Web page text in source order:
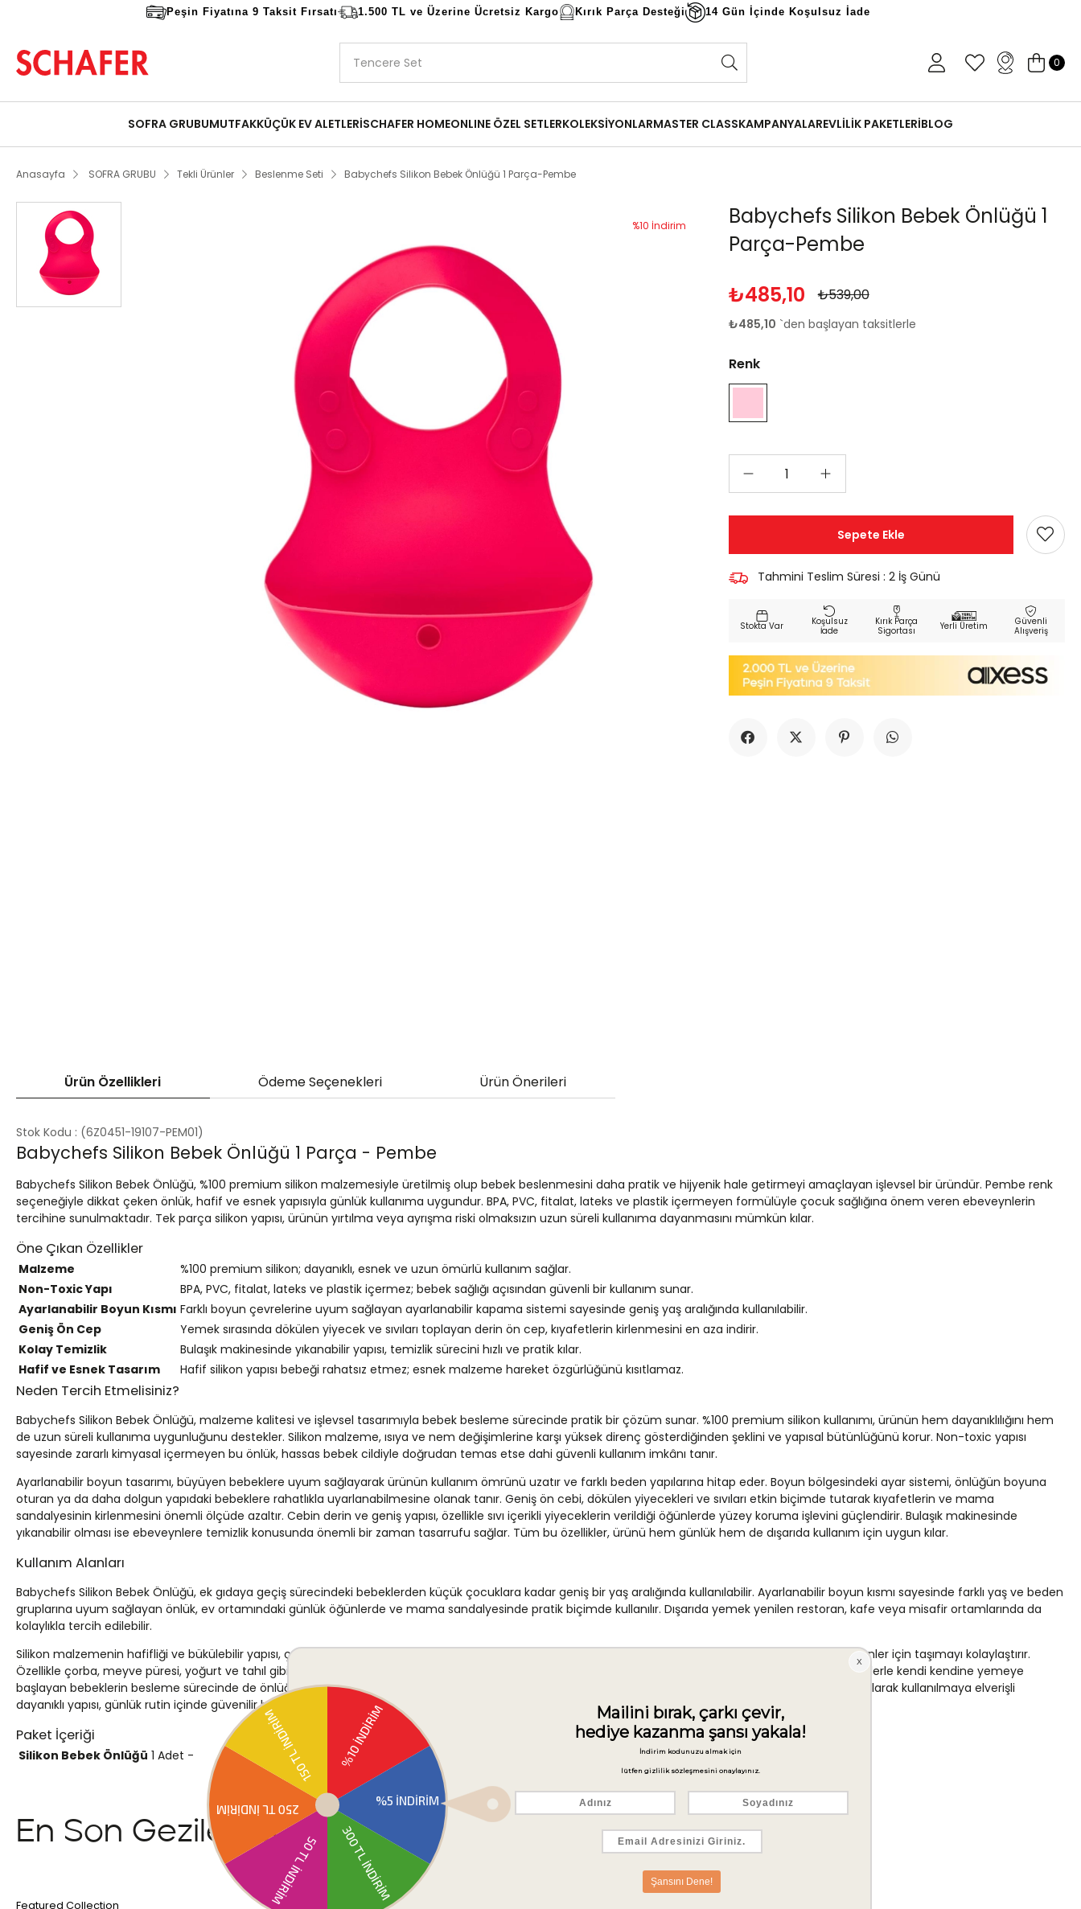
Peşin Fiyatına 9 Taksit Fırsatı 1.500 TL ve Üzerine Ücretsiz Kargo Kırık Parça Desteği 14 Gün İçinde Koşulsuz İade
0
SOFRA GRUBUMUTFAKKÜÇÜK EV ALETLERİSCHAFER HOMEONLINE ÖZEL SETLERKOLEKSİYONLARMASTER CLASSKAMPANYALAREVLİLİK PAKETLERİBLOG
Anasayfa SOFRA GRUBU Tekli Ürünler Beslenme Seti Babychefs Silikon Bebek Önlüğü 1 Parça-Pembe
%10 İndirim
Babychefs Silikon Bebek Önlüğü 1
Parça-Pembe
₺539,00
₺485,10
₺485,10 `den başlayan taksitlerle
Renk
Tahmini Teslim Süresi : 2 İş Günü
Koşulsuz
İade
Kırık Parça
Sigortası
Yerli Üretim
Güvenli
Alışveriş
Ürün Özellikleri Ödeme Seçenekleri Ürün Önerileri
Stok Kodu (6Z0451-19107-PEM01)
Babychefs Silikon Bebek Önlüğü 1 Parça - Pembe
Babychefs Silikon Bebek Önlüğü, %100 premium silikon malzemesiyle üretilmiş olup bebek beslenmesini daha pratik ve hijyenik hale getirmeyi amaçlayan işlevsel bir üründür. Pembe renk
seçeneğiyle dikkat çeken önlük, hafif ve esnek yapısıyla günlük kullanıma uygundur. BPA, PVC, fitalat, lateks ve plastik içermeyen formülüyle çocuk sağlığına önem veren ebeveynlerin
tercihine sunulmaktadır. Tek parça silikon yapısı, ürünün yırtılma veya ayrışma riski olmaksızın uzun süreli kullanıma dayanmasını mümkün kılar.
Öne Çıkan Özellikler
Malzeme
%100 premium silikon; dayanıklı, esnek ve uzun ömürlü kullanım sağlar.
Non-Toxic Yapı
BPA, PVC, fitalat, lateks ve plastik içermez; bebek sağlığı açısından güvenli bir kullanım sunar.
Ayarlanabilir Boyun Kısmı Farklı boyun çevrelerine uyum sağlayan ayarlanabilir kapama sistemi sayesinde geniş yaş aralığında kullanılabilir.
Geniş Ön Cep
Yemek sırasında dökülen yiyecek ve sıvıları toplayan derin ön cep, kıyafetlerin kirlenmesini en aza indirir.
Kolay Temizlik
Bulaşık makinesinde yıkanabilir yapısı, temizlik sürecini hızlı ve pratik kılar.
Hafif ve Esnek Tasarım
Hafif silikon yapısı bebeği rahatsız etmez; esnek malzeme hareket özgürlüğünü kısıtlamaz.
Neden Tercih Etmelisiniz?
Babychefs Silikon Bebek Önlüğü, malzeme kalitesi ve işlevsel tasarımıyla bebek besleme sürecinde pratik bir çözüm sunar. %100 premium silikon kullanımı, ürünün hem dayanıklılığını hem
de uzun süreli kullanıma uygunluğunu destekler. Silikon malzeme, ısıya ve nem değişimlerine karşı yüksek direnç gösterdiğinden şeklini ve yapısal bütünlüğünü korur. Non-toxic yapısı
sayesinde zararlı kimyasal içermeyen bu önlük, hassas bebek cildiyle doğrudan temas etse dahi güvenli kullanım imkânı tanır.
Ayarlanabilir boyun tasarımı, büyüyen bebeklere uyum sağlayarak ürünün kullanım ömrünü uzatır ve farklı beden yapılarına hitap eder. Boyun bölgesindeki ayar sistemi, önlüğün boyuna
oturan ya da daha dolgun yapıdaki bebeklere rahatlıkla uyarlanabilmesine olanak tanır. Geniş ön cebi, dökülen yiyecekleri ve sıvıları etkin biçimde tutarak kıyafetlerin ve mama
sandalyesinin kirlenmesini önemli ölçüde azaltır. Cebin derin ve geniş yapısı, özellikle sıvı içerikli yiyeceklerin verildiği öğünlerde yüzey koruma işlevini güçlendirir. Bulaşık makinesinde
yıkanabilir olması ise ebeveynlere temizlik konusunda önemli bir zaman tasarrufu sağlar. Tüm bu özellikler, ürünü hem günlük hem de dışarıda kullanım için uygun kılar.
Kullanım Alanları
Babychefs Silikon Bebek Önlüğü, ek gıdaya geçiş sürecindeki bebeklerden küçük çocuklara kadar geniş bir yaş aralığında kullanılabilir. Ayarlanabilir boyun kısmı sayesinde farklı yaş ve beden
gruplarına uyum sağlayan önlük, ev ortamındaki günlük öğünlerde ve mama sandalyesinde pratik biçimde kullanılır. Dışarıda yemek yenilen restoran, kafe veya misafir ortamlarında da
kolaylıkla tercih edilebilir.
Silikon malzemenin hafifliği ve bükülebilir yapısı, çanta içinde minimum yer kaplamasını sağlar; bu da seyahat, park gezisi veya dışarıda geçirilen uzun günler için taşımayı kolaylaştırır.
Özellikle çorba, meyve püresi, yoğurt ve tahıl gibi sıvı ya da yarı katı yiyeceklerin verildiği öğünlerde ön cebin işlevi daha belirgin hale gelir. Parmak yiyeceklerle kendi kendine yemeye
başlayan bebeklerin besleme sürecinde de önlüğün geniş kapsamı koruyucu bir işlev üstlenir. Hem sabah hem öğle hem de akşam öğünlerinde düzenli olarak kullanılmaya elverişli
dayanıklı yapısı, günlük rutin içinde güvenilir bir yere sahiptir.
Paket İçeriği
Silikon Bebek Önlüğü 1 Adet -
En Son Gezilenler
Featured Collection